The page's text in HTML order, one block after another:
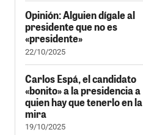
Opinión: Alguien dígale al
presidente que no es
«presidente»
22/10/2025
Carlos Espá, el candidato
«bonito» a la presidencia a
quien hay que tenerlo en la
mira
19/10/2025